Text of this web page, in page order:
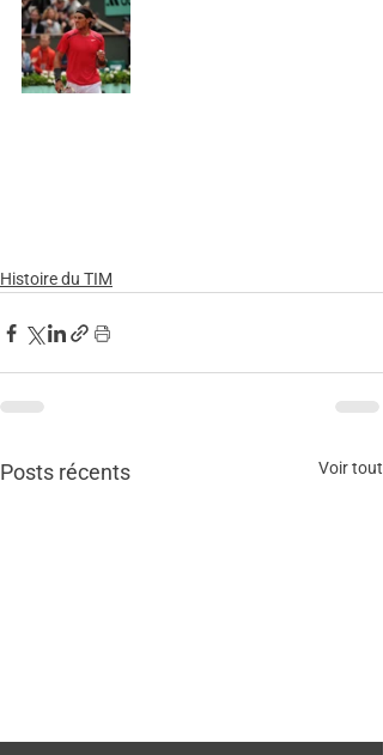
Histoire du TIM
Posts récents Voir tout